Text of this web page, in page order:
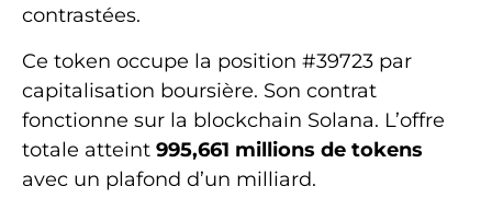
contrastées.
Ce token occupe la position #39723 par
capitalisation boursière. Son contrat
fonctionne sur la blockchain Solana. L’offre
totale atteint 995,661 millions de tokens
avec un plafond d’un milliard.